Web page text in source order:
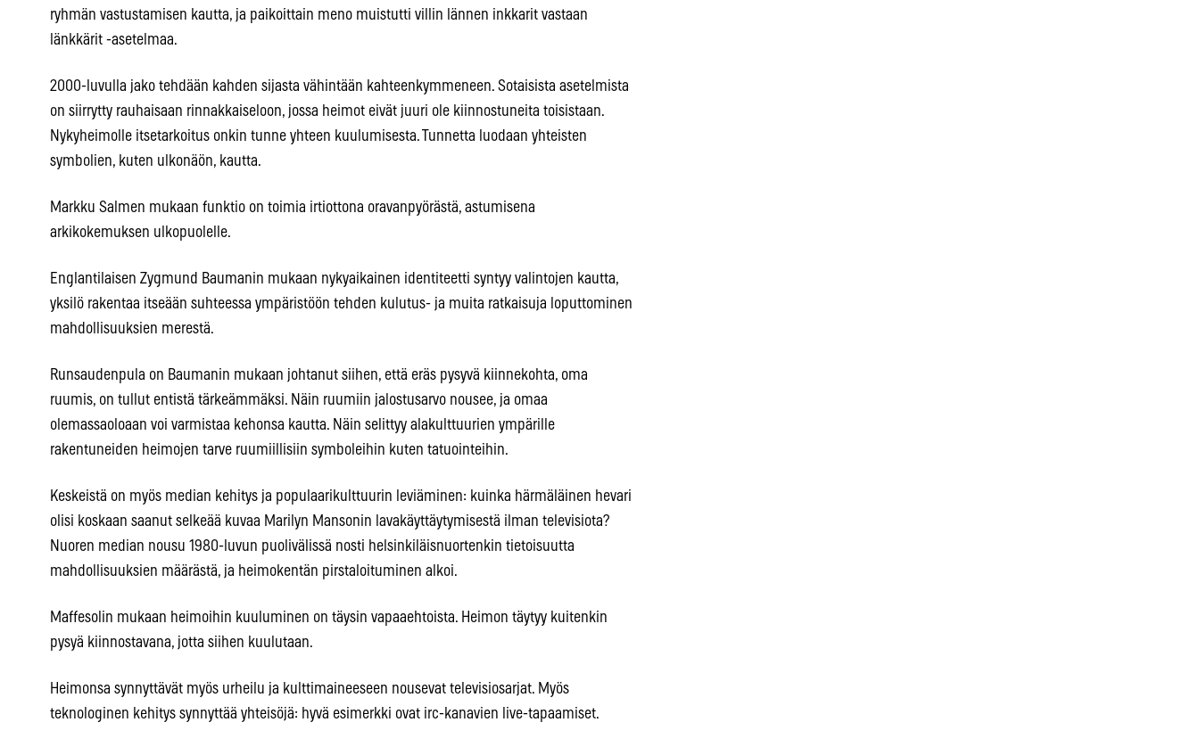
ryhmän vastustamisen kautta, ja paikoittain meno muistutti villin lännen inkkarit vastaan
länkkärit -asetelmaa.
2000-luvulla jako tehdään kahden sijasta vähintään kahteenkymmeneen. Sotaisista asetelmista
on siirrytty rauhaisaan rinnakkaiseloon, jossa heimot eivät juuri ole kiinnostuneita toisistaan.
Nykyheimolle itsetarkoitus onkin tunne yhteen kuulumisesta. Tunnetta luodaan yhteisten
symbolien, kuten ulkonäön, kautta.
Markku Salmen mukaan funktio on toimia irtiottona oravanpyörästä, astumisena
arkikokemuksen ulkopuolelle.
Englantilaisen Zygmund Baumanin mukaan nykyaikainen identiteetti syntyy valintojen kautta,
yksilö rakentaa itseään suhteessa ympäristöön tehden kulutus- ja muita ratkaisuja loputtominen
mahdollisuuksien merestä.
Runsaudenpula on Baumanin mukaan johtanut siihen, että eräs pysyvä kiinnekohta, oma
ruumis, on tullut entistä tärkeämmäksi. Näin ruumiin jalostusarvo nousee, ja omaa
olemassaoloaan voi varmistaa kehonsa kautta. Näin selittyy alakulttuurien ympärille
rakentuneiden heimojen tarve ruumiillisiin symboleihin kuten tatuointeihin.
Keskeistä on myös median kehitys ja populaarikulttuurin leviäminen: kuinka härmäläinen hevari
olisi koskaan saanut selkeää kuvaa Marilyn Mansonin lavakäyttäytymisestä ilman televisiota?
Nuoren median nousu 1980-luvun puolivälissä nosti helsinkiläisnuortenkin tietoisuutta
mahdollisuuksien määrästä, ja heimokentän pirstaloituminen alkoi.
Maffesolin mukaan heimoihin kuuluminen on täysin vapaaehtoista. Heimon täytyy kuitenkin
pysyä kiinnostavana, jotta siihen kuulutaan.
Heimonsa synnyttävät myös urheilu ja kulttimaineeseen nousevat televisiosarjat. Myös
teknologinen kehitys synnyttää yhteisöjä: hyvä esimerkki ovat irc-kanavien live-tapaamiset.